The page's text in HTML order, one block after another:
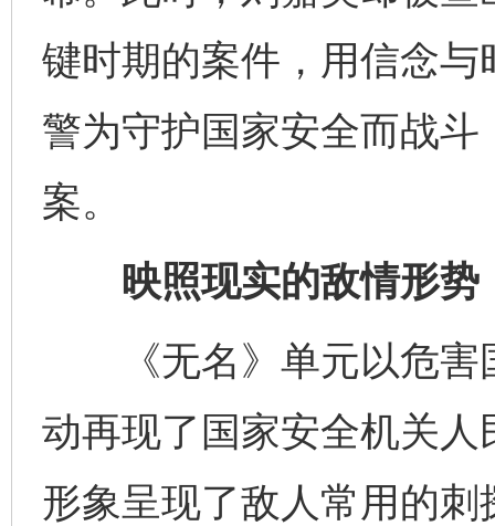
键时期的案件，用信念
警为守护国家安全而战
案。
映照现实的敌情形势
《无名》单元以危害
动再现了国家安全机关
形象呈现了敌人常用的